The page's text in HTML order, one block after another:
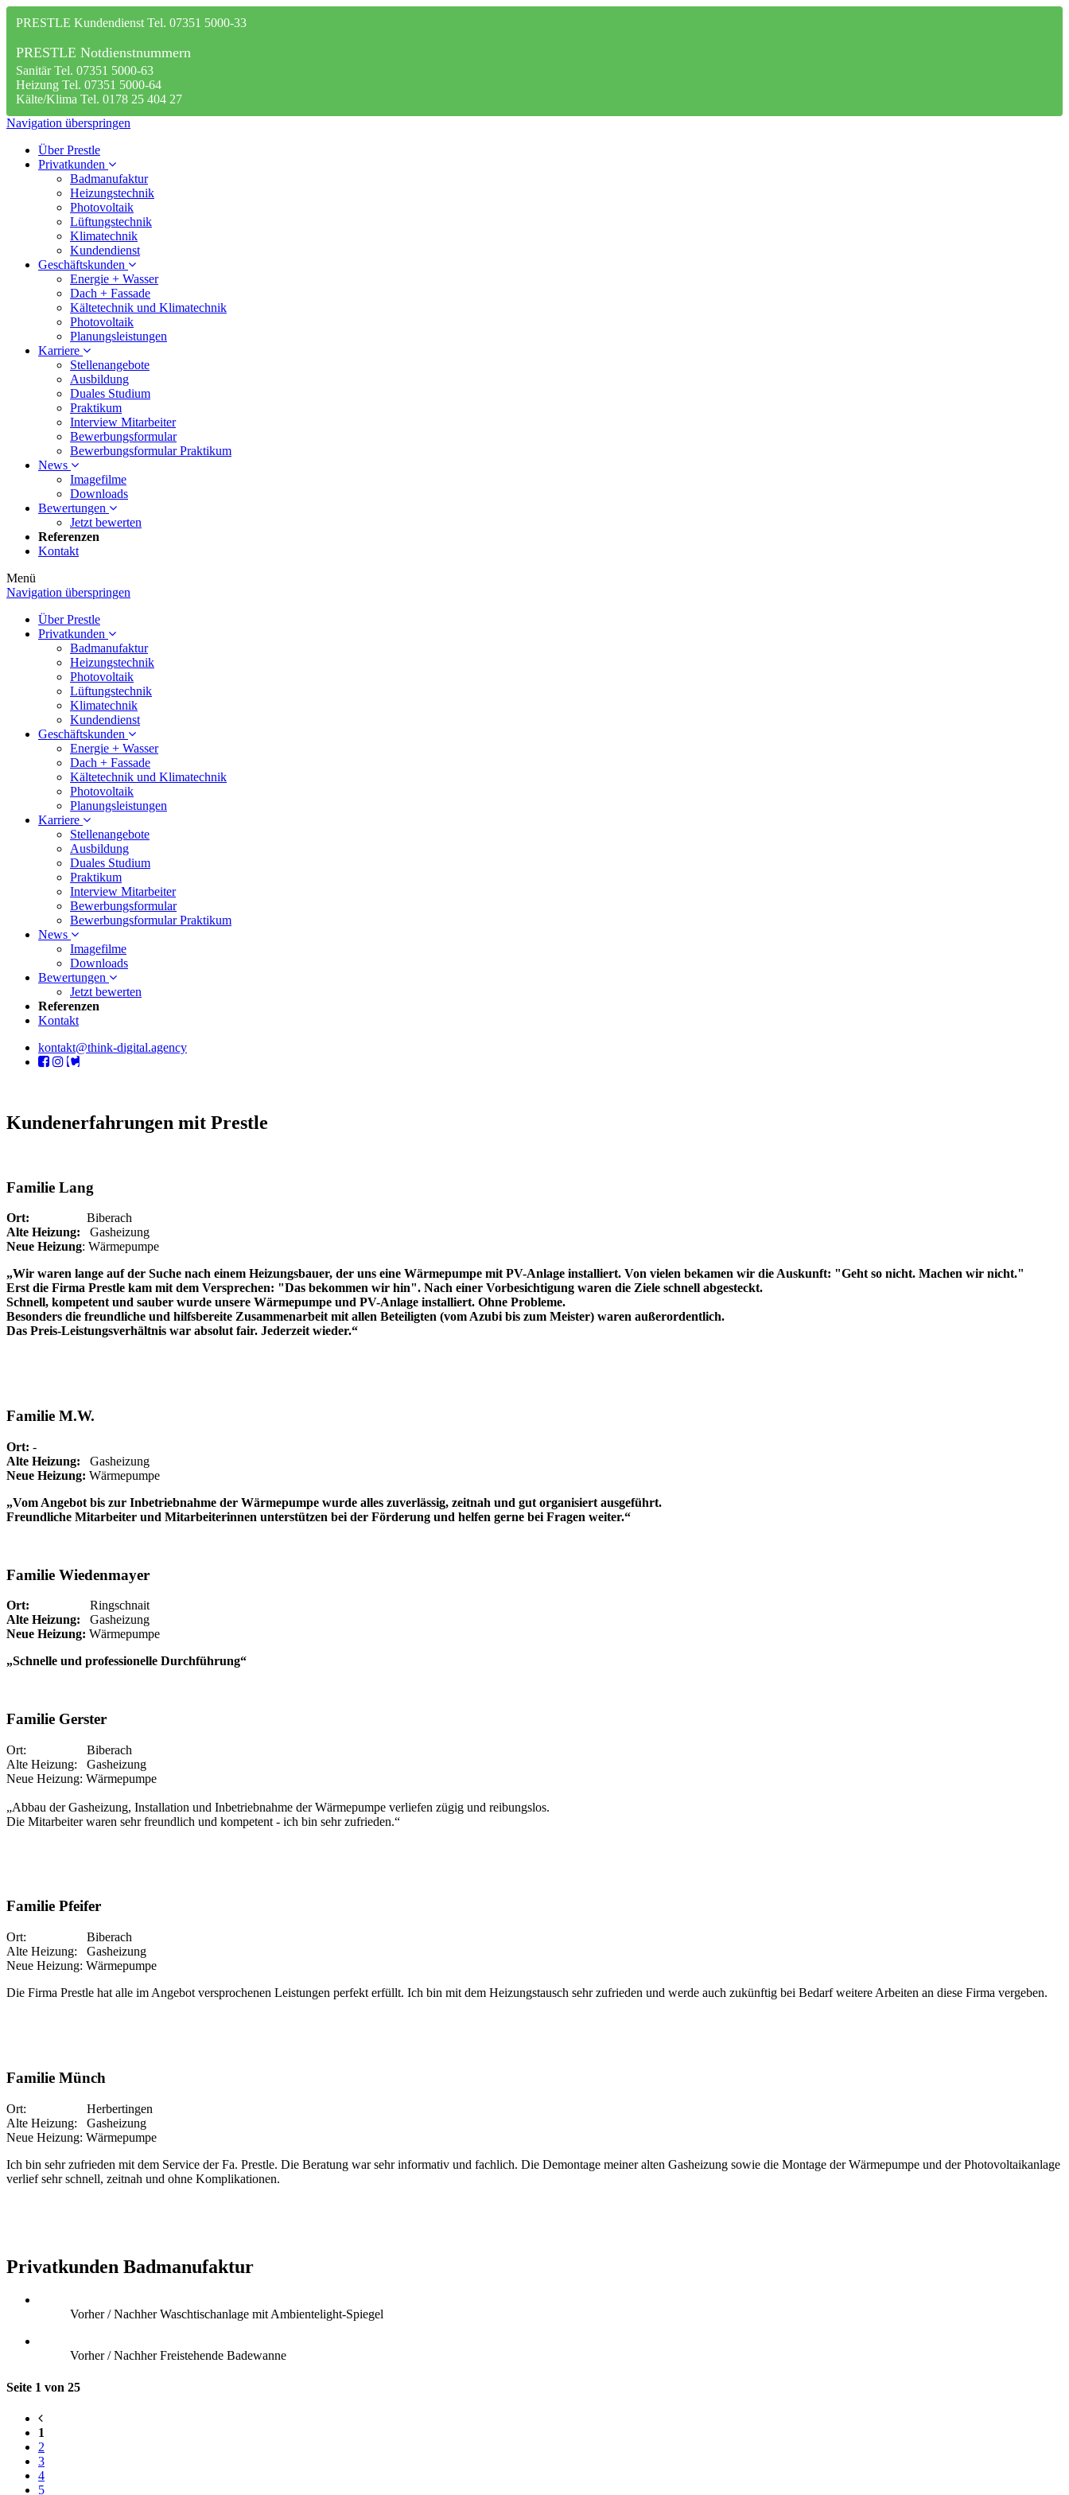
PRESTLE Kundendienst Tel. 07351 5000-33
PRESTLE Notdienstnummern
Sanitär Tel. 07351 5000-63
Heizung Tel. 07351 5000-64
Kälte/Klima Tel. 0178 25 404 27
Navigation überspringen
Über Prestle
Privatkunden
Badmanufaktur
Heizungstechnik
Photovoltaik
Lüftungstechnik
Klimatechnik
Kundendienst
Geschäftskunden
Energie + Wasser
Dach + Fassade
Kältetechnik und Klimatechnik
Photovoltaik
Planungsleistungen
Karriere
Stellenangebote
Ausbildung
Duales Studium
Praktikum
Interview Mitarbeiter
Bewerbungsformular
Bewerbungsformular Praktikum
News
Imagefilme
Downloads
Bewertungen
Jetzt bewerten
Referenzen
Kontakt
Menü
Navigation überspringen
Über Prestle
Privatkunden
Badmanufaktur
Heizungstechnik
Photovoltaik
Lüftungstechnik
Klimatechnik
Kundendienst
Geschäftskunden
Energie + Wasser
Dach + Fassade
Kältetechnik und Klimatechnik
Photovoltaik
Planungsleistungen
Karriere
Stellenangebote
Ausbildung
Duales Studium
Praktikum
Interview Mitarbeiter
Bewerbungsformular
Bewerbungsformular Praktikum
News
Imagefilme
Downloads
Bewertungen
Jetzt bewerten
Referenzen
Kontakt
kontakt@think-digital.agency
Kundenerfahrungen mit Prestle
Familie Lang
Ort: Biberach
Alte Heizung: Gasheizung
Neue Heizung: Wärmepumpe
„Wir waren lange auf der Suche nach einem Heizungsbauer, der uns eine Wärmepumpe mit PV-Anlage installiert. Von vielen bekamen wir die Auskunft: "Geht so nicht. Machen wir nicht."
Erst die Firma Prestle kam mit dem Versprechen: "Das bekommen wir hin". Nach einer Vorbesichtigung waren die Ziele schnell abgesteckt.
Schnell, kompetent und sauber wurde unsere Wärmepumpe und PV-Anlage installiert. Ohne Probleme.
Besonders die freundliche und hilfsbereite Zusammenarbeit mit allen Beteiligten (vom Azubi bis zum Meister) waren außerordentlich.
Das Preis-Leistungsverhältnis war absolut fair. Jederzeit wieder.“
Familie M.W.
Ort: -
Alte Heizung: Gasheizung
Neue Heizung: Wärmepumpe
„Vom Angebot bis zur Inbetriebnahme der Wärmepumpe wurde alles zuverlässig, zeitnah und gut organisiert ausgeführt.
Freundliche Mitarbeiter und Mitarbeiterinnen unterstützen bei der Förderung und helfen gerne bei Fragen weiter.“
Familie Wiedenmayer
Ort: Ringschnait
Alte Heizung: Gasheizung
Neue Heizung: Wärmepumpe
„Schnelle und professionelle Durchführung“
Familie Gerster
Ort: Biberach
Alte Heizung: Gasheizung
Neue Heizung: Wärmepumpe
„Abbau der Gasheizung, Installation und Inbetriebnahme der Wärmepumpe verliefen zügig und reibungslos.
Die Mitarbeiter waren sehr freundlich und kompetent - ich bin sehr zufrieden.“
Familie Pfeifer
Ort: Biberach
Alte Heizung: Gasheizung
Neue Heizung: Wärmepumpe
Die Firma Prestle hat alle im Angebot versprochenen Leistungen perfekt erfüllt. Ich bin mit dem Heizungstausch sehr zufrieden und werde auch zukünftig bei Bedarf weitere Arbeiten an diese Firma vergeben.
Familie Münch
Ort: Herbertingen
Alte Heizung: Gasheizung
Neue Heizung: Wärmepumpe
Ich bin sehr zufrieden mit dem Service der Fa. Prestle. Die Beratung war sehr informativ und fachlich. Die Demontage meiner alten Gasheizung sowie die Montage der Wärmepumpe und der Photovoltaikanlage
verlief sehr schnell, zeitnah und ohne Komplikationen.
Privatkunden Badmanufaktur
Vorher / Nachher Waschtischanlage mit Ambientelight-Spiegel
Vorher / Nachher Freistehende Badewanne
Seite 1 von 25
1
2
3
4
5